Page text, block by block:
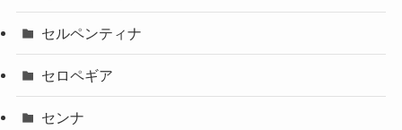
セルペンティナ
セロペギア
センナ